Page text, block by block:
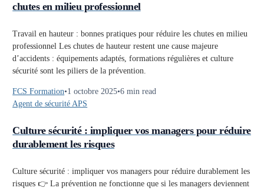
chutes en milieu professionnel
Travail en hauteur : bonnes pratiques pour réduire les chutes en milieu
professionnel Les chutes de hauteur restent une cause majeure
d’accidents : équipements adaptés, formations régulières et culture
sécurité sont les piliers de la prévention.
FCS Formation 1 octobre 2025 6 min read
Agent de sécurité APS
Culture sécurité : impliquer vos managers pour réduire
durablement les risques
Culture sécurité : impliquer vos managers pour réduire durablement les
risques 👉 La prévention ne fonctionne que si les managers deviennent